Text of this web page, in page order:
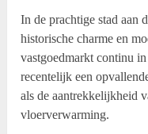
In de prachtige stad aan
historische charme en
vastgoedmarkt continu
recentelijk een
als de aantrekkelijkheid
vloerverwarming.